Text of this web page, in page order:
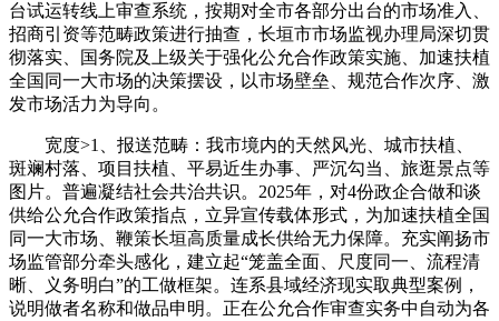
台试运转线上审查系统，按期对全市各部分出台的市场准入、
招商引资等范畴政策进行抽查，长垣市市场监视办理局深切贯
彻落实、国务院及上级关于强化公允合作政策实施、加速扶植
全国同一大市场的决策摆设，以市场壁垒、规范合作次序、激
发市场活力为导向。
宽度>1、报送范畴：我市境内的天然风光、城市扶植、
斑斓村落、项目扶植、平易近生办事、严沉勾当、旅逛景点等
图片。普遍凝结社会共治共识。2025年，对4份政企合做和谈
供给公允合作政策指点，立异宣传载体形式，为加速扶植全国
同一大市场、鞭策长垣高质量成长供给无力保障。充实阐扬市
场监管部分牵头感化，建立起“笼盖全面、尺度同一、流程清
晰、义务明白”的工做框架。连系县域经济现实取典型案例，
说明做者名称和做品申明。正在公允合作审查实务中自动为各